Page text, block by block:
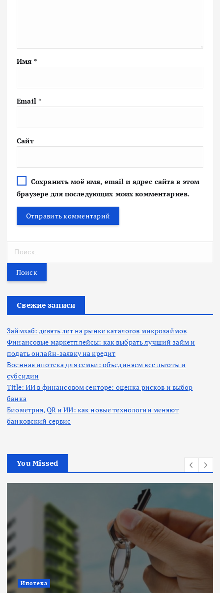
Имя *
Email *
Сайт
Сохранить моё имя, email и адрес сайта в этом
браузере для последующих моих комментариев.
т
Свежие записи
Займхаб: девять лет на рынке каталогов микрозаймов
Финансовые маркетплейсы: как выбрать лучший займ и
подать онлайн-заявку на кредит
Военная ипотека для семьи: объединяем все льготы и
субсидии
Title: ИИ в финансовом секторе: оценка рисков и выбор
банка
Биометрия, QR и ИИ: как новые технологии меняют
банковский сервис
You Missed
Ипотека